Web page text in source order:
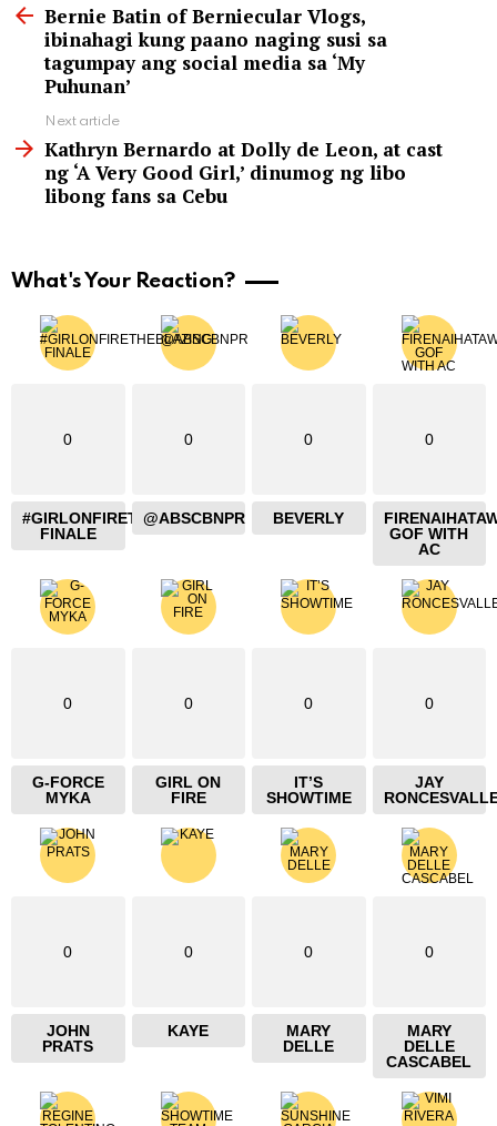
moreBernie Batin of Berniecular Vlogs,
ibinahagi kung paano naging susi sa
tagumpay ang social media sa ‘My
Puhunan’
Next article
Kathryn Bernardo at Dolly de Leon, at cast
ng ‘A Very Good Girl,’ dinumog ng libo
libong fans sa Cebu
What's Your Reaction?
0
#GIRLONFIRETHEBLAZING
FINALE
0
@ABSCBNPR
0
BEVERLY
0
GOF WITH
AC
0
G-FORCE
MYKA
0
GIRL ON
FIRE
0
IT’S
SHOWTIME
0
JAY
0
JOHN
PRATS
0
KAYE
0
MARY
DELLE
0
MARY
DELLE
CASCABEL